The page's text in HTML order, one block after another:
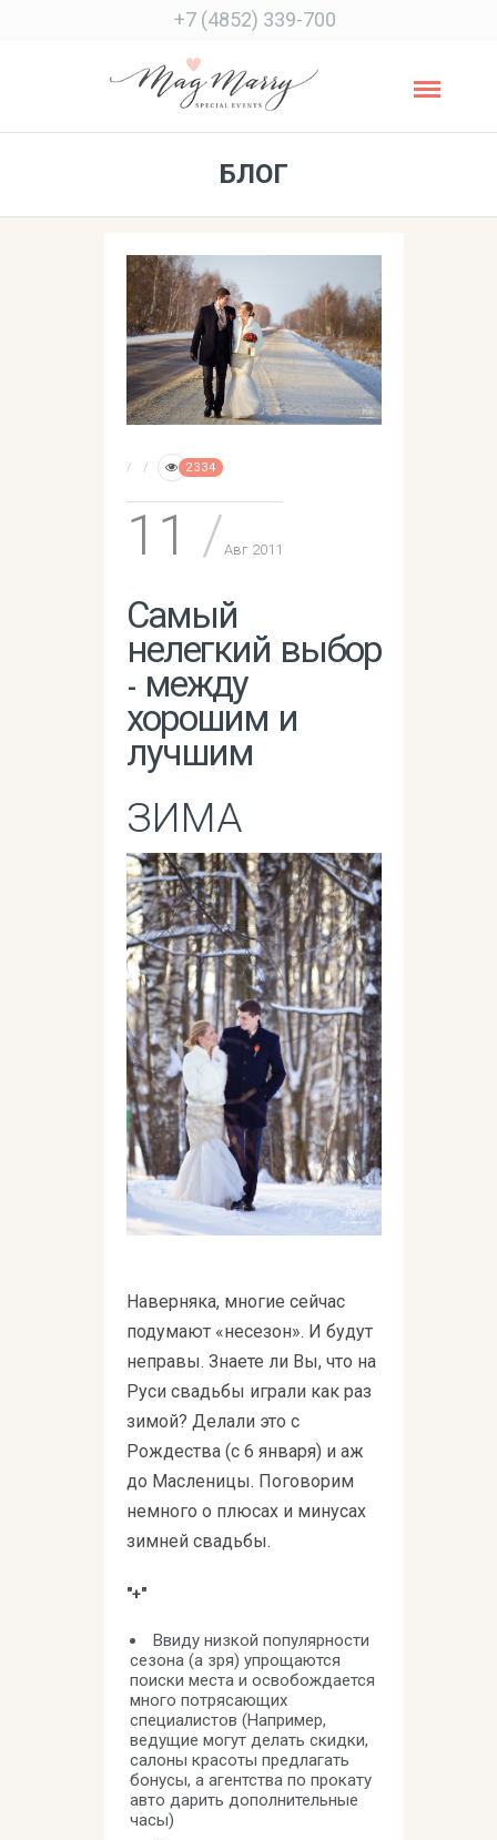
+7 (4852) 339-700
БЛОГ
2334
11 Авг 2011
Самый
нелегкий выбор
- между
хорошим и
лучшим
ЗИМА
Наверняка, многие сейчас
подумают «несезон». И будут
неправы. Знаете ли Вы, что на
Руси свадьбы играли как раз
зимой? Делали это с
Рождества (с 6 января) и аж
до Масленицы. Поговорим
немного о плюсах и минусах
зимней свадьбы.
"+"
Ввиду низкой популярности
сезона (а зря) упрощаются
поиски места и освобождается
много потрясающих
специалистов (Например,
ведущие могут делать скидки,
салоны красоты предлагать
бонусы, а агентства по прокату
авто дарить дополнительные
часы)